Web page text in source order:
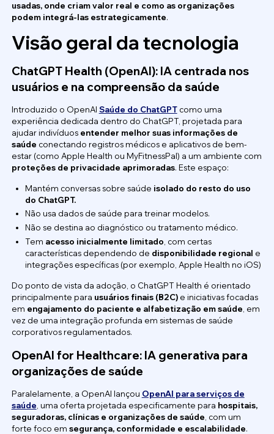
usadas, onde criam valor real e como as organizações
podem integrá-las estrategicamente.
Visão geral da tecnologia
ChatGPT Health (OpenAI): IA centrada nos
usuários e na compreensão da saúde
Introduzido o OpenAI Saúde do ChatGPTcomo uma
experiência dedicada dentro do ChatGPT, projetada para
ajudar indivíduos entender melhor suas informações de
saúde conectando registros médicos e aplicativos de bem-
estar (como Apple Health ou MyFitnessPal) a um ambiente com
proteções de privacidade aprimoradas. Este espaço:
Mantém conversas sobre saúde isolado do resto do uso
do ChatGPT.
Não usa dados de saúde para treinar modelos.
Não se destina ao diagnóstico ou tratamento médico.
Tem acesso inicialmente limitado , com certas
características dependendo de disponibilidade regional e
integrações específicas (por exemplo, Apple Health no iOS)
Do ponto de vista da adoção, o ChatGPT Health é orientado
principalmente para usuários finais (B2C)e iniciativas focadas
em engajamento do paciente e alfabetização em saúde , em
vez de uma integração profunda em sistemas de saúde
corporativos regulamentados.
OpenAI for Healthcare: IA generativa para
organizações de saúde
Paralelamente, a OpenAI lançou OpenAI para serviços de
saúde , uma oferta projetada especificamente para hospitais,
seguradoras, clínicas e organizações de saúde , com um
forte foco em segurança, conformidade e escalabilidade.